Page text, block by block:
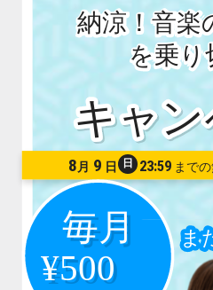
納涼！音楽
を乗り
8 月 9 日 日 23:59